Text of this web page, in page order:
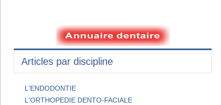
Articles par discipline
L'ENDODONTIE
L'ORTHOPEDIE DENTO-FACIALE